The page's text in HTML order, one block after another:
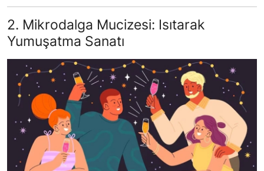
2. Mikrodalga Mucizesi: Isıtarak
Yumuşatma Sanatı